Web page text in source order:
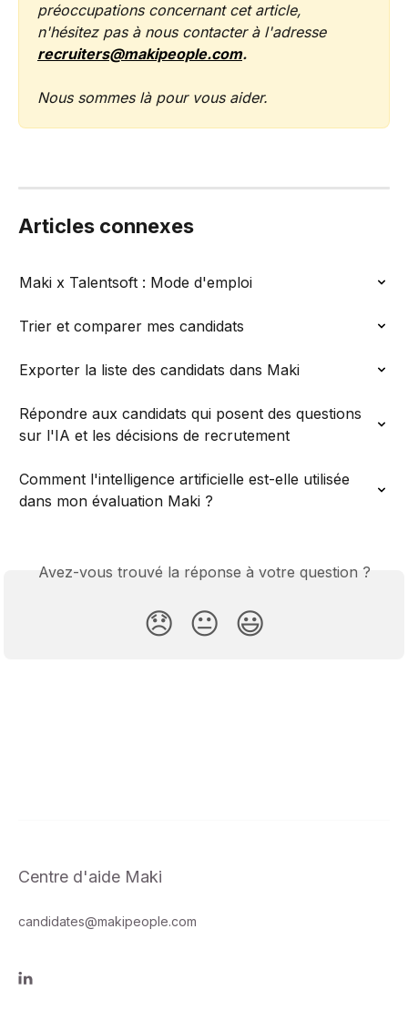
préoccupations concernant cet article,
n'hésitez pas à nous contacter à l'adresse
recruiters@makipeople.com.
Nous sommes là pour vous aider.
Articles connexes
Maki x Talentsoft : Mode d'emploi
Trier et comparer mes candidats
Exporter la liste des candidats dans Maki
Répondre aux candidats qui posent des questions
sur l'IA et les décisions de recrutement
Comment l'intelligence artificielle est-elle utilisée
dans mon évaluation Maki ?
Avez-vous trouvé la réponse à votre question ?
😞 😐 😃
Centre d'aide Maki
candidates@makipeople.com